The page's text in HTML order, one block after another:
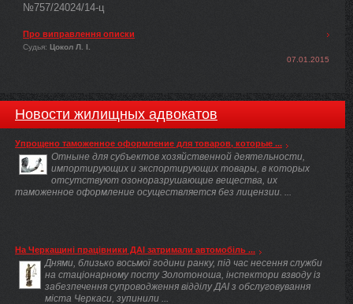
№757/24024/14-ц
Про виправлення описки
Судья: Цокол Л. І.
07.01.2015
Новости жилищных адвокатов
Упрощено таможенное оформление для товаров, которые ...
Отныне для субъектов хозяйственной деятельности,
импортирующих и экспортирующих товары, в которых
отсутствуют озоноразрушающие вещества, их
таможенное оформление осуществляется без лицензии. ...
На Черкащині працівники ДАІ затримали автомобіль ...
Днями, близько восьмої години ранку, під час несення служби
на стаціонарному посту Золотоноша, інспектори взводу із
забезпечення супроводження відділу ДАІ з обслуговування
міста Черкаси, зупинили ...